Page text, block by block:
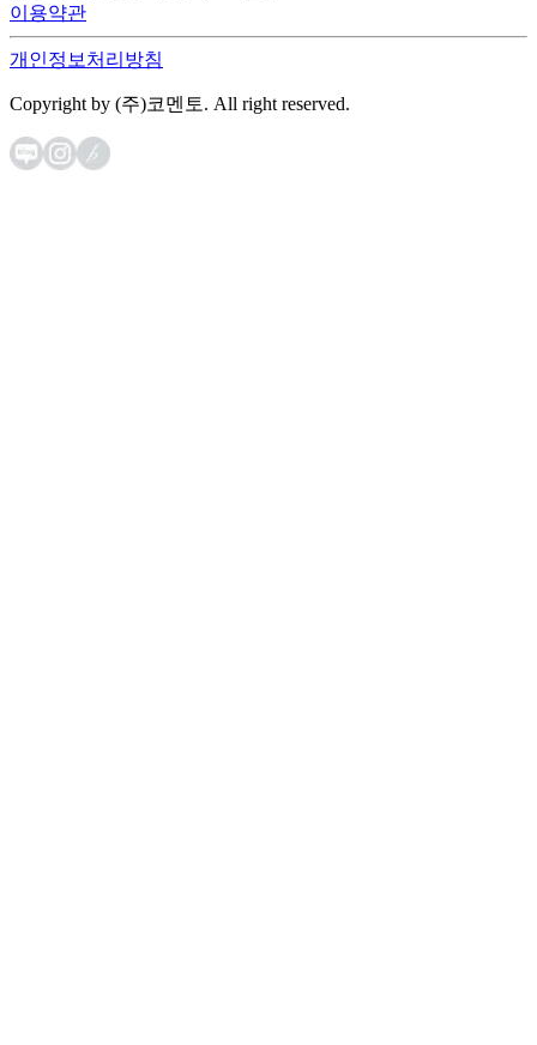
이용약관
개인정보처리방침
Copyright by (주)코멘토. All right reserved.